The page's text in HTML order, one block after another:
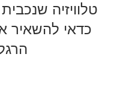
טלוויזיה
כדאי להשאיר